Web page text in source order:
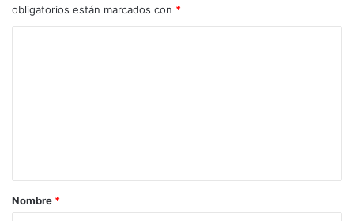
obligatorios están marcados con *
a
r
Nombre *